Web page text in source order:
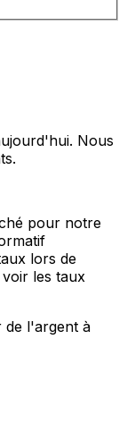
Nous
pour notre
lors de
les taux
de l'argent à